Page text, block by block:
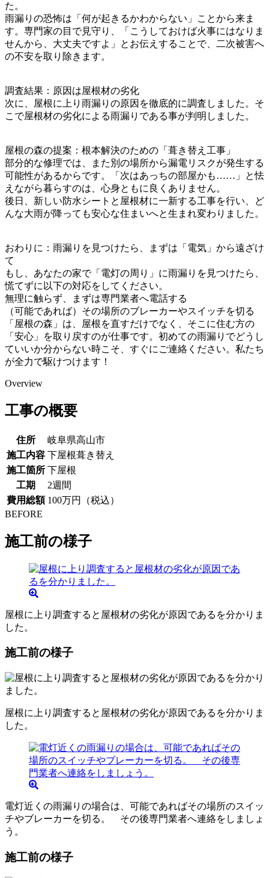
た。
雨漏りの恐怖は「何が起きるかわからない」ことから来ま
す。専門家の目で見守り、「こうしておけば火事にはなりま
せんから、大丈夫ですよ」とお伝えすることで、二次被害へ
の不安を取り除きます。
調査結果：原因は屋根材の劣化
次に、屋根に上り雨漏りの原因を徹底的に調査しました。そ
こで屋根材の劣化による雨漏りである事が判明しました。
屋根の森の提案：根本解決のための「葺き替え工事」
部分的な修理では、また別の場所から漏電リスクが発生する
可能性があるからです。「次はあっちの部屋かも……」と怯
えながら暮らすのは、心身ともに良くありません。
後日、新しい防水シートと屋根材に一新する工事を行い、ど
んな大雨が降っても安心な住まいへと生まれ変わりました。
おわりに：雨漏りを見つけたら、まずは「電気」から遠ざけ
て
もし、あなたの家で「電灯の周り」に雨漏りを見つけたら、
慌てずに以下の対応をしてください。
無理に触らず、まずは専門業者へ電話する
（可能であれば）その場所のブレーカーやスイッチを切る
「屋根の森」は、屋根を直すだけでなく、そこに住む方の
「安心」を取り戻すのが仕事です。初めての雨漏りでどうし
ていいか分からない時こそ、すぐにご連絡ください。私たち
が全力で駆けつけます！
Overview
工事の概要
住所
岐阜県高山市
施工内容 下屋根葺き替え
施工箇所 下屋根
工期
2週間
費用総額 100万円（税込）
BEFORE
施工前の様子
屋根に上り調査すると屋根材の劣化が原因であるを分かりま
した。
施工前の様子
屋根に上り調査すると屋根材の劣化が原因であるを分かりま
した。
電灯近くの雨漏りの場合は、可能であればその場所のスイッ
チやブレーカーを切る。 その後専門業者へ連絡をしましょ
う。
施工前の様子